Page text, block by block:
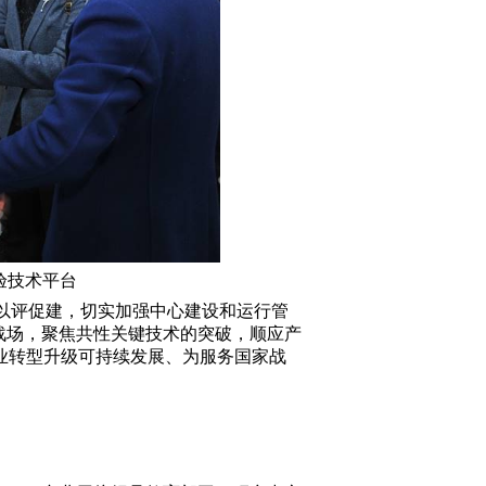
技术平台
评促建，切实加强中心建设和运行管
，聚焦共性关键技术的突破，顺应产
型升级可持续发展、为服务国家战